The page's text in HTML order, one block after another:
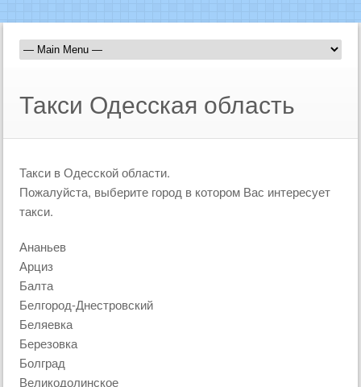
Такси Одесская область
Такси в Одесской области.
Пожалуйста, выберите город в котором Вас интересует
такси.
Ананьев
Арциз
Балта
Белгород-Днестровский
Беляевка
Березовка
Болград
Великодолинское